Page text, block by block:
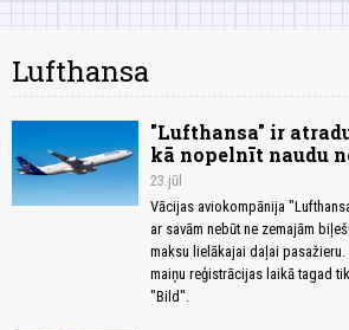
Lufthansa
"Lufthansa" ir
kā nopelnīt naudu
23.jūl
Vācijas aviokompānija
ar savām nebūt ne zemajām
maksu lielākajai daļai
maiņu reģistrācijas laikā tagad
"Bild".